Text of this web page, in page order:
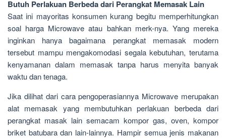
Butuh Perlakuan Berbeda dari Perangkat Memasak Lain
Saat ini mayoritas konsumen kurang begitu memperhitungkan
soal harga Microwave atau bahkan merk-nya. Yang mereka
inginkan hanya bagaimana perangkat memasak modern
tersebut mampu mengakomodasi segala kebutuhan, terutama
kenyamanan dalam memasak tanpa harus menyita banyak
waktu dan tenaga.
Jika dilihat dari cara pengoperasiannya Microwave merupakan
alat memasak yang membutuhkan perlakuan berbeda dari
perangkat masak lain semacam kompor gas, oven, kompor
briket batubara dan lain-lainnya. Hampir semua jenis makanan